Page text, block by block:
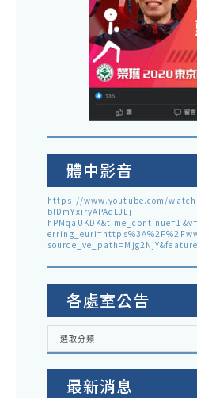
體中影音
https://www.youtube.com/
blDmYxiryAPAqLJLj-
各處室公告
各
室
告
選取分類
最新消息